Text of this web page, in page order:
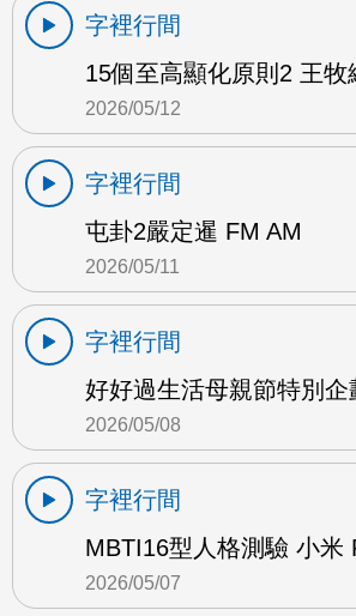
字裡行間
15個至高顯化原則2 王牧
2026/05/12
字裡行間
屯卦2嚴定暹 FM AM
2026/05/11
字裡行間
好好過生活母親節特別企
2026/05/08
字裡行間
MBTI16型人格測驗 小米
2026/05/07